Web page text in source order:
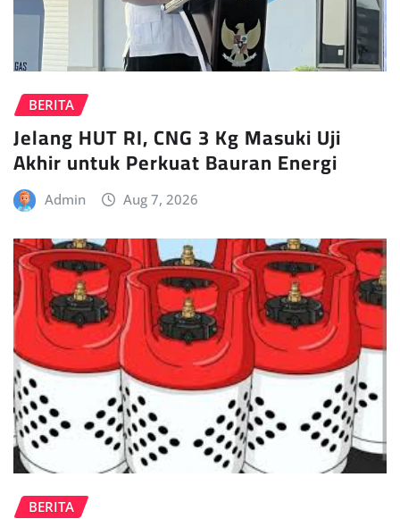
BERITA
Jelang HUT RI, CNG 3 Kg Masuki Uji
Akhir untuk Perkuat Bauran Energi
Admin Aug 7, 2026
BERITA